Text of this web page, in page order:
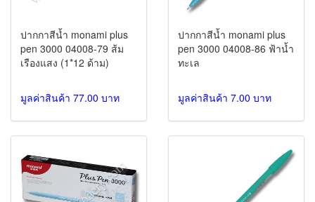
ปากกาสีน้ำ monami plus
pen 3000 04008-79 ส้ม
เรืองแสง (1*12 ด้าม)
มูลค่าสินค้า 77.00 บาท
ปากกาสีน้ำ monami plus
pen 3000 04008-86 ฟ้าน้ำ
ทะเล
มูลค่าสินค้า 7.00 บาท